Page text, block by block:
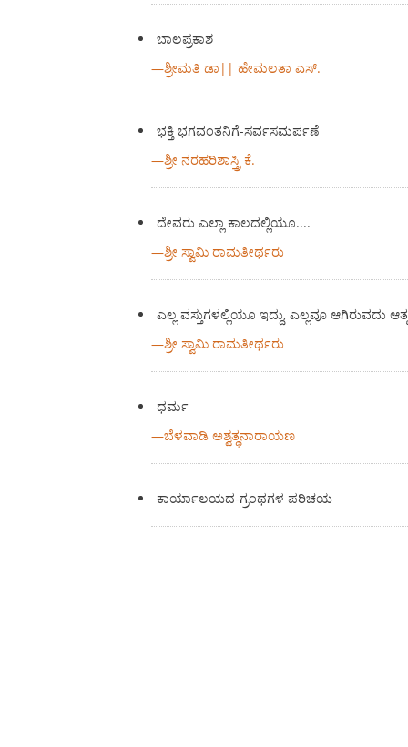
ಬಾಲಪ್ರಕಾಶ
—ಶ್ರೀಮತಿ ಡಾ|| ಹೇಮಲತಾ ಎಸ್‍.
ಭಕ್ತಿ ಭಗವಂತನಿಗೆ-ಸರ್ವಸಮರ್ಪಣೆ
—ಶ್ರೀ ನರಹರಿಶಾಸ್ತ್ರಿ ಕೆ.
ದೇವರು ಎಲ್ಲಾ ಕಾಲದಲ್ಲಿಯೂ....
—ಶ್ರೀ ಸ್ವಾಮಿ ರಾಮತೀರ್ಥರು
ಎಲ್ಲ ವಸ್ತುಗಳಲ್ಲಿಯೂ ಇದ್ದು, ಎಲ್ಲವೂ ಆಗಿರುವದು
—ಶ್ರೀ ಸ್ವಾಮಿ ರಾಮತೀರ್ಥರು
ಧರ್ಮ
—ಬೆಳವಾಡಿ ಅಶ್ವತ್ಥನಾರಾಯಣ
ಕಾರ್ಯಾಲಯದ-ಗ್ರಂಥಗಳ ಪರಿಚಯ